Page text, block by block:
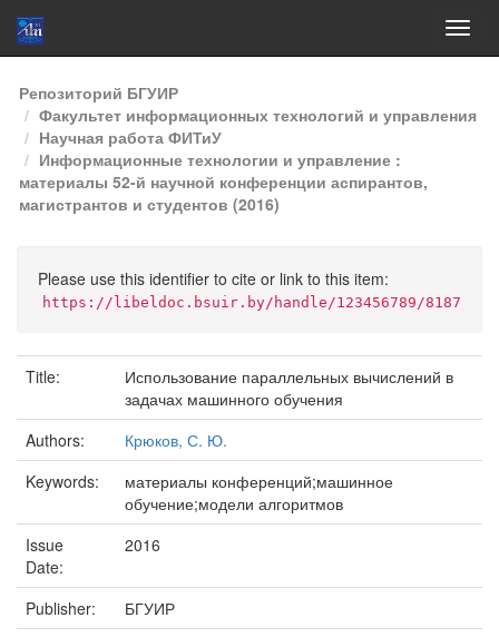
Skip
navigation
Репозиторий БГУИР
Факультет информационных технологий и управления
Научная работа ФИТиУ
Информационные технологии и управление :
материалы 52-й научной конференции аспирантов,
магистрантов и студентов (2016)
Please use this identifier to cite or link to this item:
https://libeldoc.bsuir.by/handle/123456789/8187
Title:
Использование параллельных вычислений в
задачах машинного обучения
Authors:
Крюков, С. Ю.
Keywords:
материалы конференций;машинное
обучение;модели алгоритмов
Issue
Date:
2016
Publisher:
БГУИР